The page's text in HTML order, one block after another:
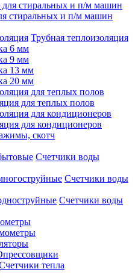
стиральных и п/м машин
Трубная теплоизоляция
6 мм
9 мм
13 мм
20 мм
для теплых полов
для кондиционеров
скотч
Счетчики воды
Счетчики воды
Счетчики воды
тепла